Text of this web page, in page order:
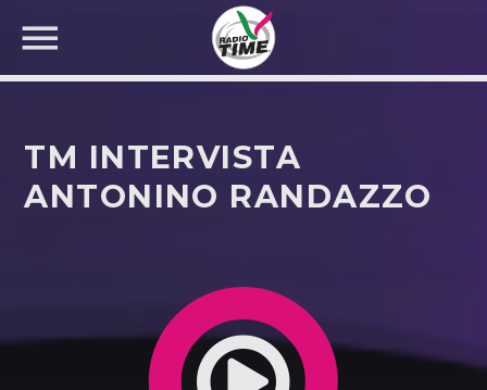
TM INTERVISTA
ANTONINO RANDAZZO